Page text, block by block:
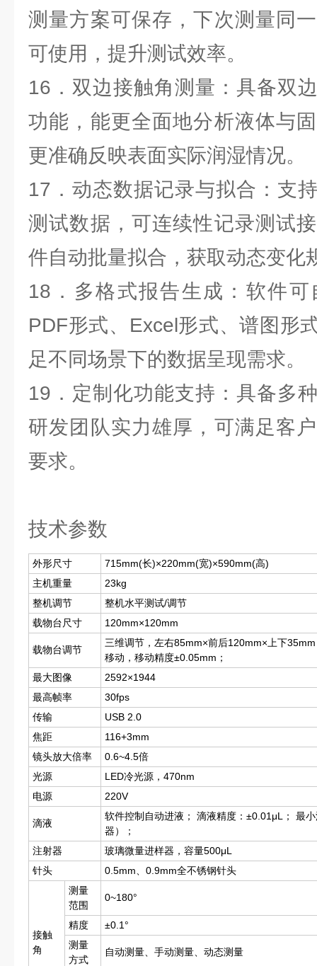
测量方案可保存，下次测量同
可使用，提升测试效率。
16．双边接触角测量：具备双
功能，能更全面地分析液体与
更准确反映表面实际润湿情况。
17．动态数据记录与拟合：支
测试数据，可连续性记录测试
件自动批量拟合，获取动态变化
18．多格式报告生成：软件
PDF形式、Excel形式、谱图形
足不同场景下的数据呈现需求。
19．定制化功能支持：具备多
研发团队实力雄厚，可满足客
要求。
技术参数
外形尺寸
715mm(长)×220mm(宽)×590mm(高)
主机重量
23kg
整机调节
整机水平测试/调节
载物台尺寸
120mm×120mm
载物台调节
三维调节，左右85mm×前后120mm×上下
移动，移动精度±0.05mm；
最大图像
2592×1944
最高帧率
30fps
传输
USB 2.0
焦距
116+3mm
镜头放大倍率
0.6~4.5倍
光源
LED冷光源，470nm
电源
220V
滴液
软件控制自动进液； 滴液精度：±0.01μL； 最
器）；
注射器
玻璃微量进样器，容量500μL
针头
0.5mm、0.9mm全不锈钢针头
接触
角
测量
范围
0~180°
精度
±0.1°
测量
方式
自动测量、手动测量、动态测量